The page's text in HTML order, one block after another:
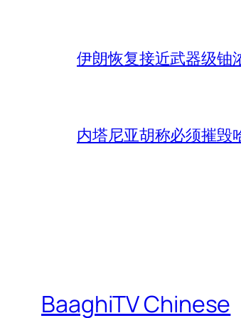
伊朗恢复接近武器级铀
内塔尼亚胡称必须摧毁
BaaghiTV Chinese